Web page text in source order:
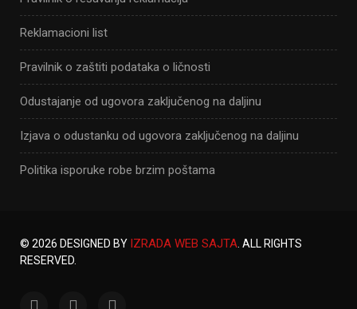
Reklamacioni list
Pravilnik o zaštiti podataka o ličnosti
Odustajanje od ugovora zaključenog na daljinu
Izjava o odustanku od ugovora zaključenog na daljinu
Politika isporuke robe brzim poštama
© 2026 DESIGNED BY IZRADA WEB SAJTA . ALL RIGHTS
RESERVED.